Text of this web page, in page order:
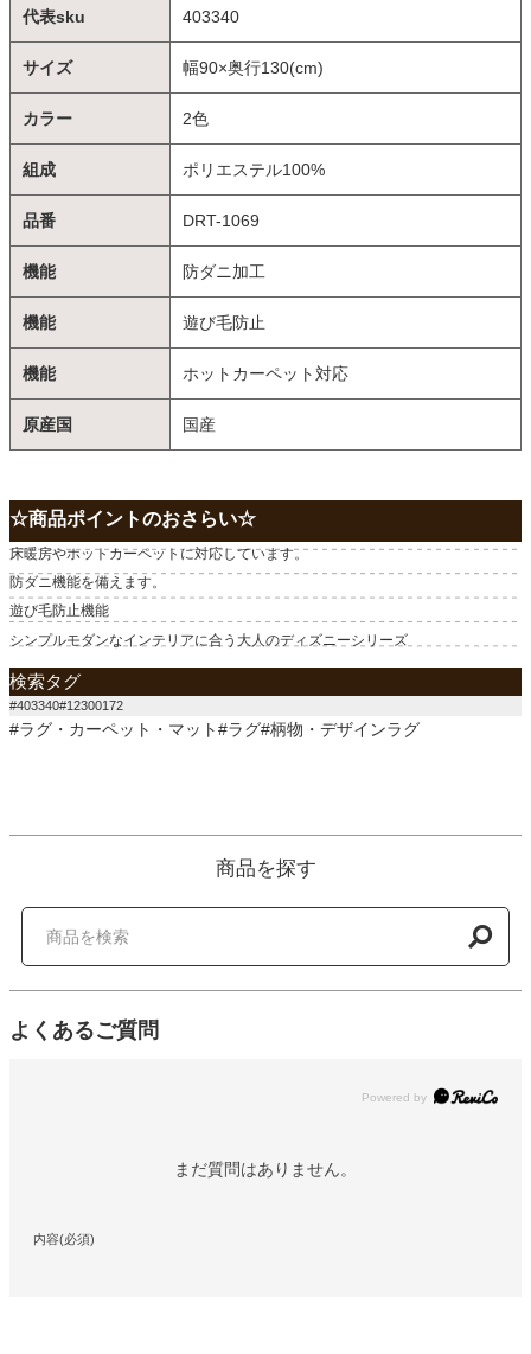
代表sku 403340
サイズ 幅90×奥行130(cm)
カラー 2色
組成 ポリエステル100%
品番 DRT-1069
機能 防ダニ加工
機能 遊び毛防止
機能 ホットカーペット対応
原産国 国産
☆商品ポイントのおさらい☆
床暖房やホットカーペットに対応しています。
防ダニ機能を備えます。
遊び毛防止機能
シンプルモダンなインテリアに合う大人のディズニーシリーズ
検索タグ
#403340#12300172
#ラグ・カーペット・マット#ラグ#柄物・デザインラグ
商品を探す
よくあるご質問
Powered by
まだ質問はありません。
内容(必須)